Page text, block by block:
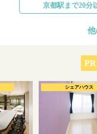
京都駅まで20分
PR
シェアハウス